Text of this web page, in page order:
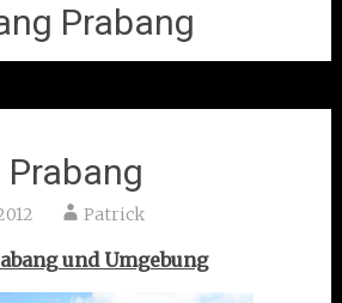
Prabang
Patrick
und Umgebung